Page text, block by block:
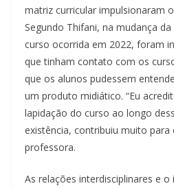
matriz curricular impulsionaram
Segundo Thifani, na mudança
curso ocorrida em 2022, foram
que tinham contato com os
que os alunos pudessem
um produto midiático. “Eu
lapidação do curso ao longo
existência, contribuiu muito para
professora.
As relações interdisciplinares e